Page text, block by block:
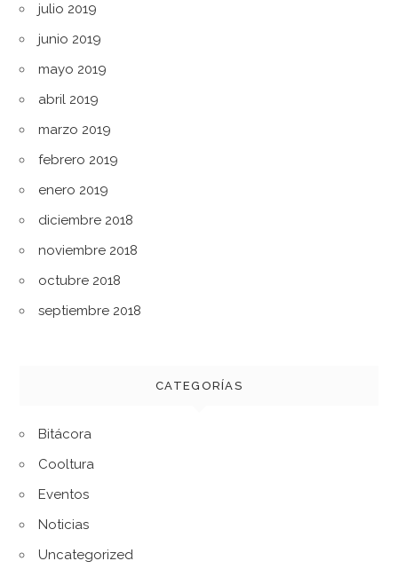
julio 2019
junio 2019
mayo 2019
abril 2019
marzo 2019
febrero 2019
enero 2019
diciembre 2018
noviembre 2018
octubre 2018
septiembre 2018
CATEGORÍAS
Bitácora
Cooltura
Eventos
Noticias
Uncategorized